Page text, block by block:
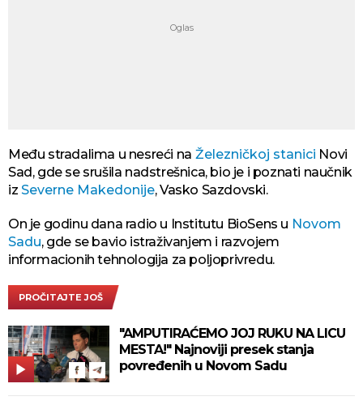
Među stradalima u nesreći na Železničkoj stanici Novi
Sad, gde se srušila nadstrešnica, bio je i poznati naučnik
iz Severne Makedonije, Vasko Sazdovski.
On je godinu dana radio u Institutu BioSens u Novom
Sadu, gde se bavio istraživanjem i razvojem
informacionih tehnologija za poljoprivredu.
PROČITAJTE JOŠ
"AMPUTIRAĆEMO JOJ RUKU NA LICU
MESTA!" Najnoviji presek stanja
povređenih u Novom Sadu